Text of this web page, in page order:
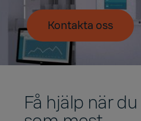
Kontakta oss
Få hjälp när